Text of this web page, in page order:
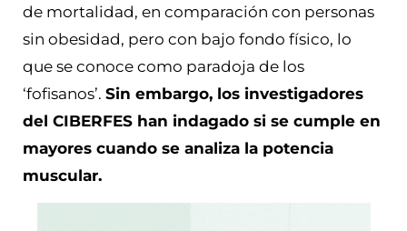
de mortalidad, en comparación con personas
sin obesidad, pero con bajo fondo físico, lo
que se conoce como paradoja de los
‘fofisanos’. Sin embargo, los investigadores
del CIBERFES han indagado si se cumple en
mayores cuando se analiza la potencia
muscular.